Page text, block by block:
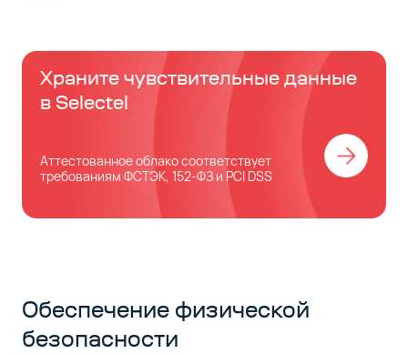
Храните чувствительные данные
в Selectel
Аттестованное облако cоответствует
требованиям ФСТЭК, 152-ФЗ и PCI DSS
Обеспечение физической
безопасности